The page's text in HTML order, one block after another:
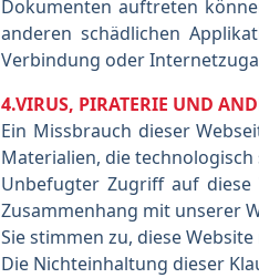
Dokumenten auftreten
anderen schädlichen
Verbindung oder
4.VIRUS, PIRATERIE UND
Ein Missbrauch dieser
Materialien, die
Unbefugter Zugriff auf
Zusammenhang mit unserer
Sie stimmen zu, diese
Die Nichteinhaltung dieser